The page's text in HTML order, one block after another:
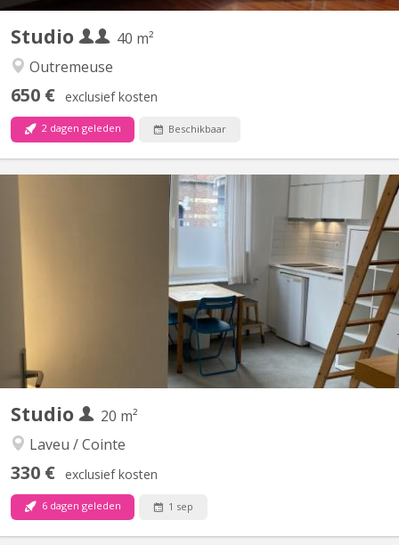
Studio
40 m²
Outremeuse
650 € exclusief kosten
2 dagen geleden Beschikbaar
KL 16937
🏡 Studio 40m², 23ème étage – Idéal Étudiant(e) / Jeune
Professionnel 📍 Emplacement idéal : Quai de l’Ourthe 44, 4000
Liège - Université de Liège (Aquarium, 15 Aout, Opéra) et hautes
écoles (Helmo, Saint-Luc, HEPL Barbou) - Centre-ville (place
Cathédrale à 10min à pied) - Centre commercial...
Studio
20 m²
Laveu / Cointe
330 € exclusief kosten
6 dagen geleden 1 sep